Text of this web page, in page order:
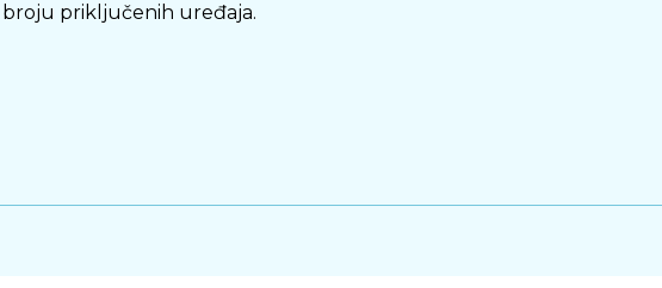
broju priključenih uređaja.